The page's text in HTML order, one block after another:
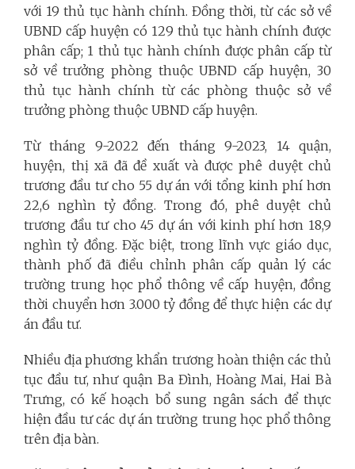
với 19 thủ tục hành chính. Đồng thời, từ các sở về
UBND cấp huyện có 129 thủ tục hành chính được
phân cấp; 1 thủ tục hành chính được phân cấp từ
sở về trưởng phòng thuộc UBND cấp huyện, 30
thủ tục hành chính từ các phòng thuộc sở về
trưởng phòng thuộc UBND cấp huyện.
Từ tháng 9-2022 đến tháng 9-2023, 14 quận,
huyện, thị xã đã đề xuất và được phê duyệt chủ
trương đầu tư cho 55 dự án với tổng kinh phí hơn
22,6 nghìn tỷ đồng. Trong đó, phê duyệt chủ
trương đầu tư cho 45 dự án với kinh phí hơn 18,9
nghìn tỷ đồng. Đặc biệt, trong lĩnh vực giáo dục,
thành phố đã điều chỉnh phân cấp quản lý các
trường trung học phổ thông về cấp huyện, đồng
thời chuyển hơn 3.000 tỷ đồng để thực hiện các dự
án đầu tư.
Nhiều địa phương khẩn trương hoàn thiện các thủ
tục đầu tư, như quận Ba Đình, Hoàng Mai, Hai Bà
Trưng, có kế hoạch bổ sung ngân sách để thực
hiện đầu tư các dự án trường trung học phổ thông
trên địa bàn.